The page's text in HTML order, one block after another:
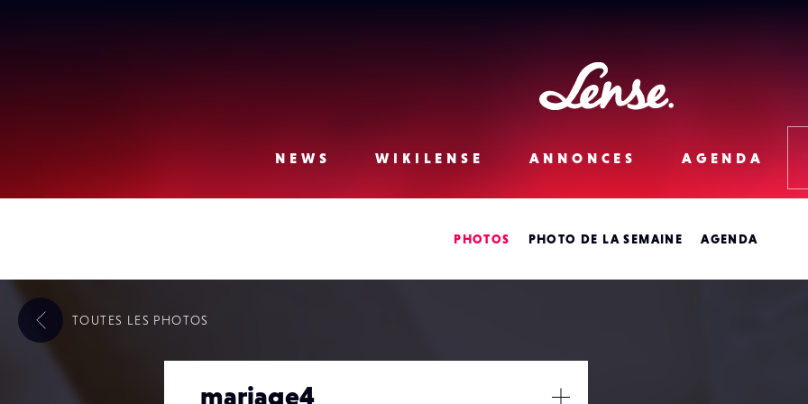
Lense
NEWS WIKILENSE ANNONCES AGENDA
PHOTOS PHOTO DE LA SEMAINE AGENDA
mariage4
TOUTES LES PHOTOS